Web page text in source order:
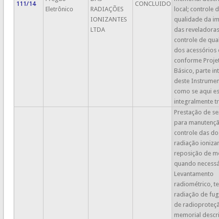
111/14
Eletrônico
RADIAÇÕES
IONIZANTES
LTDA
CONCLUIDO
local; controle
qualidade da
das
controle de
dos acessórios
conforme
Básico, parte
deste
como se aqui
integralmente
Prestação de
para
controle das
radiação
reposição de
quando
Levantamento
radiométrico,
radiação de
de
memorial